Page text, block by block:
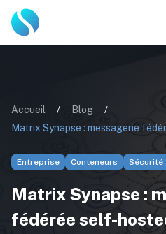
Accueil / Blog
/
Entreprise Conteneurs Sécurité
Matrix Synapse :
fédérée self-